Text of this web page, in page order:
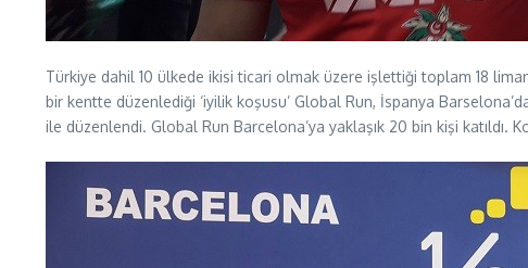
Türkiye dahil 10 ülkede ikisi ticari olmak üzere işlettiği toplam 18
bir kentte düzenlediği ‘iyilik koşusu’ Global Run, İspanya
ile düzenlendi. Global Run Barcelona’ya yaklaşık 20 bin kişi katıldı.